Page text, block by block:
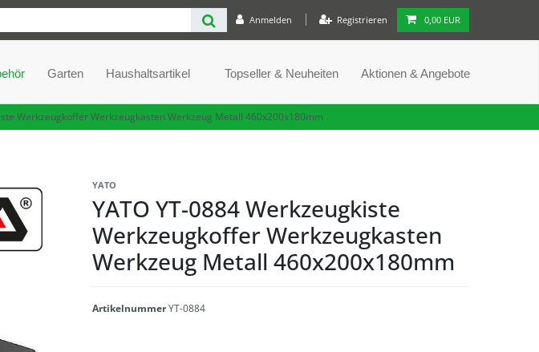
Anmelden Registrieren 0,00 EUR
Garten Haushaltsartikel Topseller & Neuheiten Aktionen & Angebote
Werkzeugkoffer Werkzeugkasten Werkzeug Metall 460x200x180mm
YATO
YATO YT-0884 Werkzeugkiste
Werkzeugkoffer Werkzeugkasten
Werkzeug Metall 460x200x180mm
ArtikelnummerYT-0884